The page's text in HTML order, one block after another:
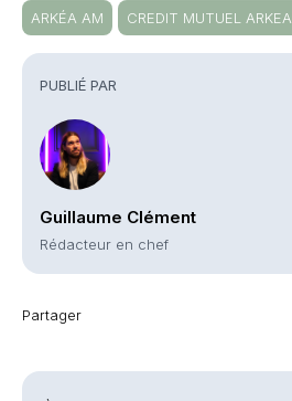
PUBLIÉ PAR
Guillaume Clément
Rédacteur en chef
Partager
ARKÉA AM CREDIT MUTUEL ARKEA